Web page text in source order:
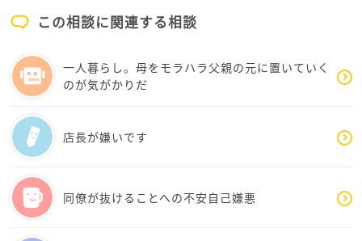
のがいいと思います。
手がその様子だと何度も話しかけるのは逆効果になっ
てしまいますし、辛いとは存じますが時間が解決する
この相談に関連する相談
一人暮らし。母をモラハラ父親の元に置いていく
のが気がかりだ
店長が嫌いです
同僚が抜けることへの不安自己嫌悪